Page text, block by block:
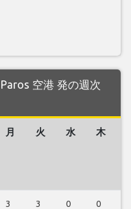
空港 発の週次
月 火 水 木
3 3 0 0